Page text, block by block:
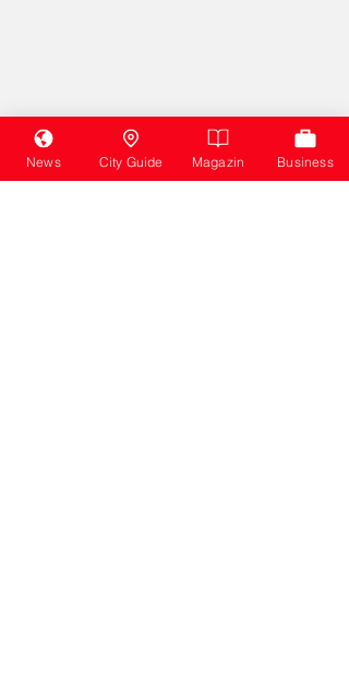
News City Guide Magazin Business